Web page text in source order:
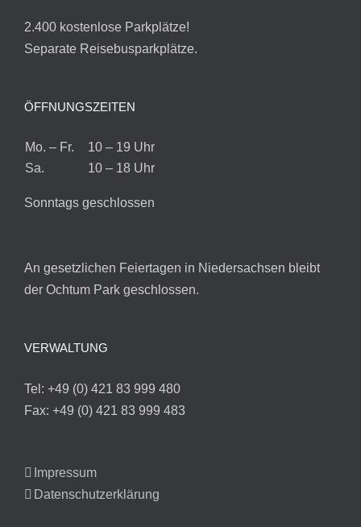
2.400 kostenlose Parkplätze!
Separate Reisebusparkplätze.
ÖFFNUNGSZEITEN
Mo. – Fr.
10 – 19 Uhr
Sa.
10 – 18 Uhr
Sonntags geschlossen
An gesetzlichen Feiertagen in Niedersachsen bleibt
der Ochtum Park geschlossen.
VERWALTUNG
Tel: +49 (0) 421 83 999 480
Fax: +49 (0) 421 83 999 483
Impressum
Datenschutzerklärung